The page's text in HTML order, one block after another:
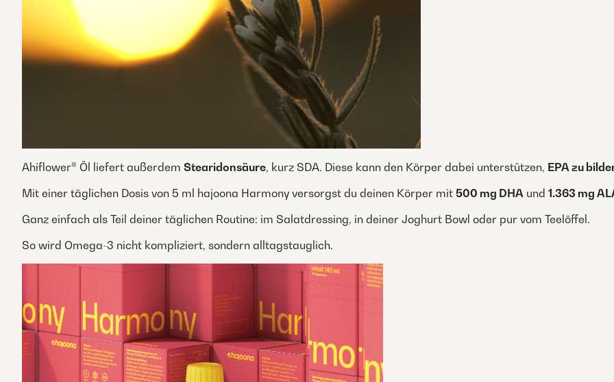
Ahiflower® Öl liefert außerdem Stearidonsäure, kurz SDA. Diese kann den Körper dabei unterstützen, EPA zu
Mit einer täglichen Dosis von 5 ml hajoona Harmony versorgst du deinen Körper mit 500 mg DHA und 1.363 mg
Ganz einfach als Teil deiner täglichen Routine: im Salatdressing, in deiner Joghurt Bowl oder pur vom Teelöffel.
So wird Omega-3 nicht kompliziert, sondern alltagstauglich.